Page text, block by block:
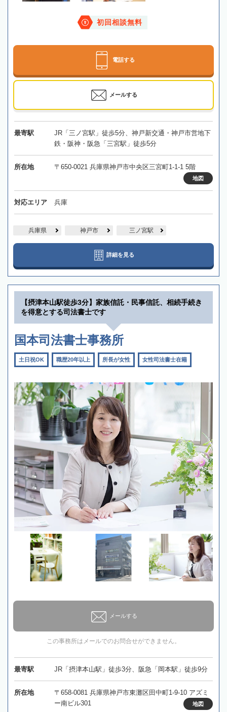
初回相談無料
電話する
メールする
最寄駅
JR「三ノ宮駅」徒歩5分、神戸新交通・神戸市営地下
鉄・阪神・阪急「三宮駅」徒歩5分
所在地 〒650-0021 兵庫県神戸市中央区三宮町1-1-1 5階
地図
対応エリア 兵庫
兵庫県 神戸市 三ノ宮駅
詳細を見る
【摂津本山駅徒歩3分】家族信託・民事信託、相続手続き
を得意とする司法書士です
国本司法書士事務所
土日祝OK 職歴20年以上 所長が女性 女性司法書士在籍
メールする
この事務所はメールでのお問合せができません。
最寄駅 JR「摂津本山駅」徒歩3分、阪急「岡本駅」徒歩9分
所在地
〒658-0081 兵庫県神戸市東灘区田中町1-9-10 アズミ
ー南ビル301
地図